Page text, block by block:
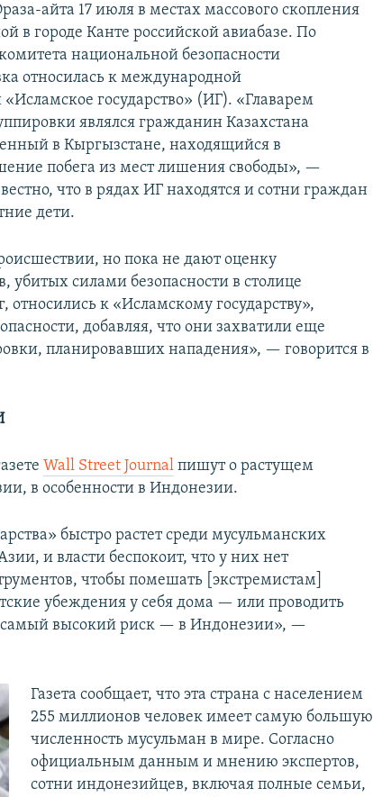
айта 17 июля в местах массового скопления
в городе Канте российской авиабазе. По
национальной безопасности
относилась к международной
государство» (ИГ). «Главарем
являлся гражданин Казахстана
в Кыргызстане, находящийся в
побега из мест лишения свободы», —
что в рядах ИГ находятся и сотни граждан
дети.
но пока не дают оценку
убитых силами безопасности в столице
к «Исламскому государству»,
добавляя, что они захватили еще
планировавших нападения», — говорится в
Wall Street Journal пишут о растущем
в особенности в Индонезии.
быстро растет среди мусульманских
и власти беспокоит, что у них нет
чтобы помешать [экстремистам]
убеждения у себя дома — или проводить
самый высокий риск — в Индонезии», —
Газета сообщает, что эта страна с населением
255 миллионов человек имеет самую большую
численность мусульман в мире. Согласно
официальным данным и мнению экспертов,
сотни индонезийцев, включая полные семьи,